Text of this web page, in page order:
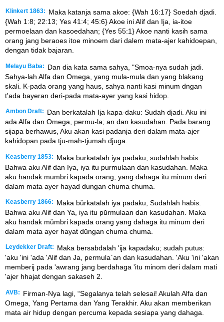
Klinkert 1863:
Maka katanja sama akoe: {Wah 16:17} Soedah djadi.
{Wah 1:8; 22:13; Yes 41:4; 45:6} Akoe ini Alif dan Ija, ia-itoe
permoelaan dan kasoedahan; {Yes 55:1} Akoe nanti kasih sama
orang jang beraoes itoe minoem dari dalem mata-ajer kahidoepan,
dengan tidak bajaran.
Melayu Baba:
Dan dia kata sama sahya, "Smoa-nya sudah jadi.
Sahya-lah Alfa dan Omega, yang mula-mula dan yang blakang
skali. K-pada orang yang haus, sahya nanti kasi minum dngan
t'ada bayeran deri-pada mata-ayer yang kasi hidop.
Ambon Draft:
Dan berkatalah Ija kapa-daku: Sudah djadi. Aku ini
ada Alfa dan Omega, permu-la; an dan kasudahan. Pada barang
sijapa berhawus, Aku akan kasi padanja deri dalam mata-ajer
kahidopan pada tju-mah-tjumah djuga.
Keasberry 1853:
Maka burkatalah iya padaku, sudahlah habis.
Bahwa aku Alif dan Iya, iya itu purmulaan dan kasudahan. Maka
aku handak mumbri kapada orang; yang dahaga itu minum deri
dalam mata ayer hayad dungan chuma chuma.
Keasberry 1866:
Maka bŭrkatalah iya padaku, Sudahlah habis.
Bahwa aku Alif dan Ya, iya itu pŭrmulaan dan kasudahan. Maka
aku handak mŭmbri kapada orang yang dahaga itu minum deri
dalam mata ayer hayat dŭngan chuma chuma.
Leydekker Draft:
Maka bersabdalah 'ija kapadaku; sudah putus:
'aku 'ini 'ada 'Alif dan Ja, permula`an dan kasudahan. 'Aku 'ini 'akan
memberij pada 'awrang jang berdahaga 'itu minom deri dalam mati
'ajer hhajat dengan sakaseh 2.
AVB:
Firman-Nya lagi, “Segalanya telah selesai! Akulah Alfa dan
Omega, Yang Pertama dan Yang Terakhir. Aku akan memberikan
mata air hidup dengan percuma kepada sesiapa yang dahaga.